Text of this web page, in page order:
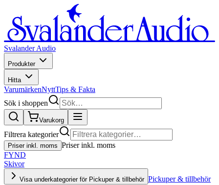
Svalander Audio
Produkter
Hitta
VarumärkenNyttTips & Fakta
Sök i shoppen
Varukorg
Filtrera kategorier
Priser inkl. moms Priser inkl. moms
FYND
Skivor
Visa underkategorier för Pickuper & tillbehör Pickuper & tillbehör